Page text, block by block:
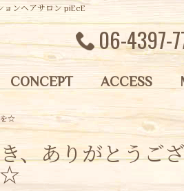
ョンヘアサロン piEcE
06-4397-
CONCEPT ACCESS
を☆
、ありがとうご
☆